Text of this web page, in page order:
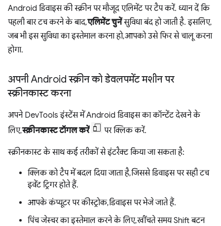
Android डिवाइस की स्क्रीन पर मौजूद एलिमेंट पर टैप करें. ध्यान दें कि
पहली बार टच करने के बाद,एलिमेंट चुनेंसुविधा बंद हो जाती है. इसलिए,
जब भी इस सुविधा का इस्तेमाल करना हो, आपको उसे फिर से चालू करना
होगा.
अपनी Android स्क्रीन को डेवलपमेंट मशीन पर
स्क्रीनकास्ट करना
अपने DevTools इंस्टेंस में Android डिवाइस का कॉन्टेंट देखने के
लिए,स्क्रीनकास्ट टॉगल करें पर क्लिक करें.
स्क्रीनकास्ट के साथ कई तरीकों से इंटरैक्ट किया जा सकता है:
क्लिक को टैप में बदल दिया जाता है, जिससे डिवाइस पर सही टच
इवेंट ट्रिगर होते हैं.
आपके कंप्यूटर पर कीस्ट्रोक, डिवाइस पर भेजे जाते हैं.
पिंच जेस्चर का इस्तेमाल करने के लिए, खींचते समय Shift बटन